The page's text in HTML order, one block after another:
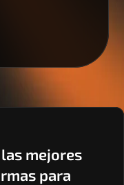
mejores
para